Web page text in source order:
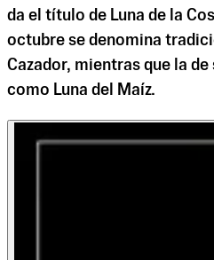
da el título de Luna de la
octubre se denomina
Cazador, mientras que la
como Luna del Maíz.